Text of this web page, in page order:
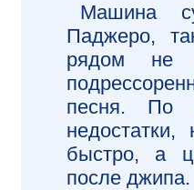
Машина
Паджеро,
рядом не
песня. По
быстро, а
после джипа.